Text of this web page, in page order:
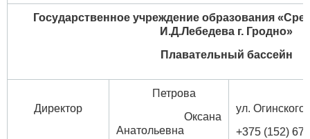
Государственное учреждение образования
И.Д.Лебедева г. Гродно»
Плавательный бассейн
Директор
Петрова
Оксана
Анатольевна
ул.
+375 (152) 67